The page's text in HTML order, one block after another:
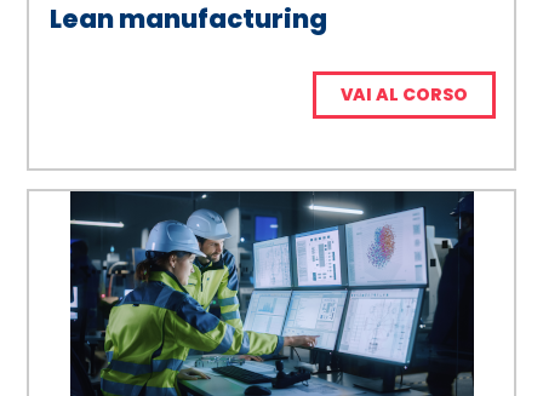
Lean manufacturing
VAI AL CORSO